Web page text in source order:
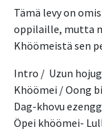
Tämä levy on
oppilaille, mutta
Khöömeistä sen
Intro /  Uzun
Khöömei / Oong
Dag-khovu
Öpei khöömei-